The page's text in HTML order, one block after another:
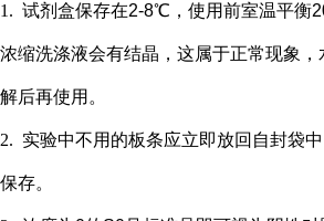
1. 试剂盒保存在2-8℃，使用前室温平衡
浓缩洗涤液会有结晶，这属于正常现象
解后再使用。
2. 实验中不用的板条应立即放回自封袋中
保存。